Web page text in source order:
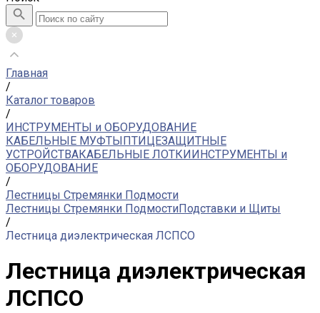
Главная
/
Каталог товаров
/
ИНСТРУМЕНТЫ и ОБОРУДОВАНИЕ
КАБЕЛЬНЫЕ МУФТЫПТИЦЕЗАЩИТНЫЕ
УСТРОЙСТВАКАБЕЛЬНЫЕ ЛОТКИИНСТРУМЕНТЫ и
ОБОРУДОВАНИЕ
/
Лестницы Стремянки Подмости
Лестницы Стремянки ПодмостиПодставки и Щиты
/
Лестница диэлектрическая ЛСПСО
Лестница диэлектрическая
ЛСПСО